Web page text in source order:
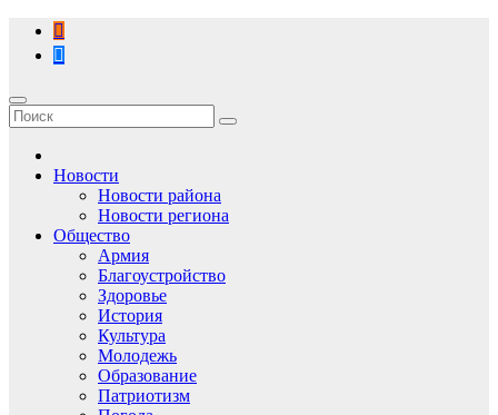
Перейти
содержимому
Новости
Новости района
Новости региона
Общество
Армия
Благоустройство
Здоровье
История
Культура
Молодежь
Образование
Патриотизм